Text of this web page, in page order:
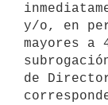
y/o, en
mayores a
de